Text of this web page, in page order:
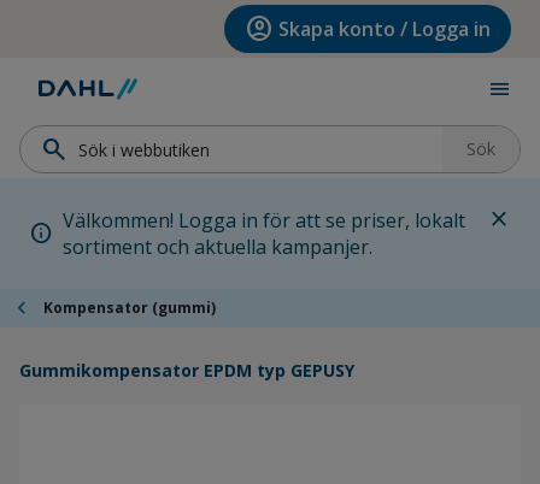
Hoppa till huvudinnehållet account_circle Skapa konto / Logga in
menu
search Sök
info Välkommen! Logga in för att se priser, lokalt
sortiment och aktuella kampanjer.
close
chevron_left Kompensator (gummi)
Gummikompensator EPDM typ GEPUSY